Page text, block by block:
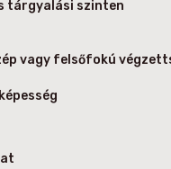
tárgyalási szinten
vagy felsőfokú